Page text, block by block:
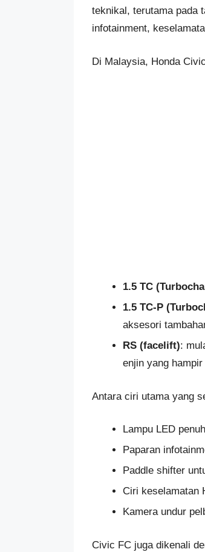
teknikal, terutama pada
infotainment,
Di Malaysia, Honda
1.5 TC
1.5 TC-P
aksesori
RS (facelift):
enjin yang hampir
Antara ciri utama yang
Lampu LED
Paparan
Paddle shifter
Ciri keselamatan
Kamera undur
Civic FC juga dikenali